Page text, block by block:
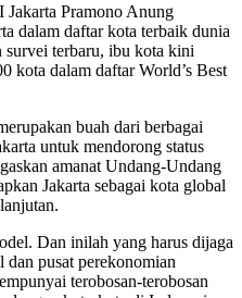
Pramono Anung
dalam daftar kota terbaik dunia
terbaru, ibu kota kini
kota dalam daftar World’s Best
buah dari berbagai
untuk mendorong status
amanat Undang-Undang
Jakarta sebagai kota global
Dan inilah yang harus dijaga
dan pusat perekonomian
terobosan-terobosan